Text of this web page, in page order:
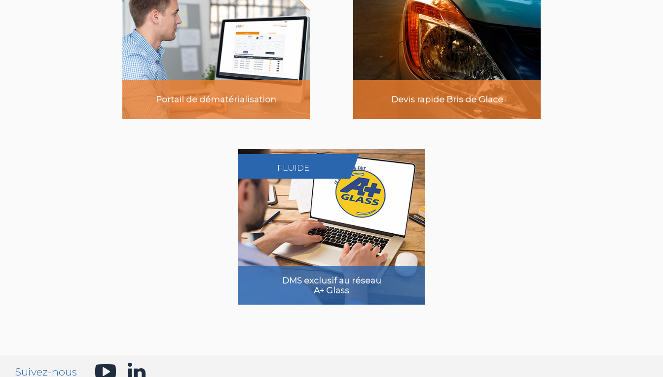
En savoir plus En savoir plus
Portail de dématérialisation
En savoir plus
Devis rapide Bris de Glace
FLUIDE
DMS exclusif au réseau
A+ Glass
Suivez-nous